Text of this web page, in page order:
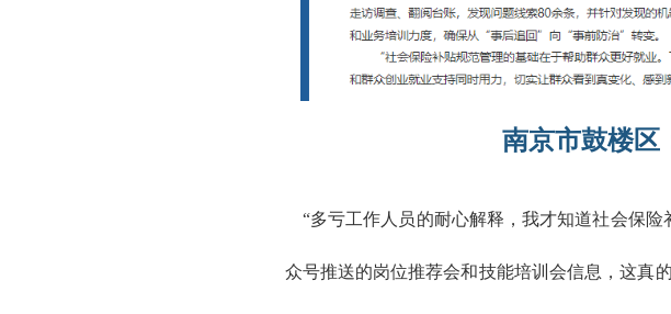
南京市鼓楼区
“多亏工作人员的耐心解释，我才知道社会保险
众号推送的岗位推荐会和技能培训会信息，这真